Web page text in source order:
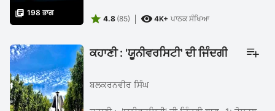
 198 ਭਾਗ
 4.8 (85)  4K+ ਪਾਠਕ ਸੰਖਿਆ
ਕਹਾਣੀ : 'ਯੂਨੀਵਰਸਿਟੀ' ਦੀ ਜਿੰਦਗੀ
ਬਲਕਰਨਵੀਰ ਸਿੰਘ